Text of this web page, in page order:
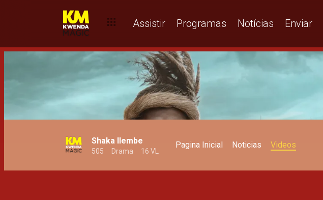
Assistir Programas Notícias Enviar
Shaka Ilembe
505 Drama 16 VL
Pagina Inicial Noticias Videos